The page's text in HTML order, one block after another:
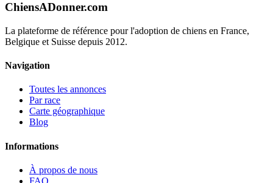
ChiensADonner.com
La plateforme de référence pour l'adoption de chiens en France,
Belgique et Suisse depuis 2012.
Navigation
Toutes les annonces
Par race
Carte géographique
Blog
Informations
À propos de nous
FAQ